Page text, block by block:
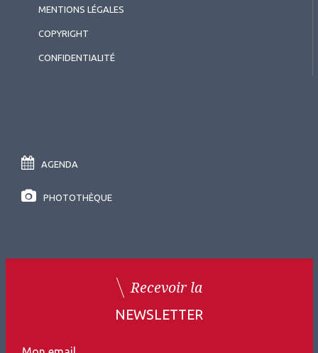
MENTIONS LÉGALES
COPYRIGHT
CONFIDENTIALITÉ
AGENDA
PHOTOTHÈQUE
Recevoir la
NEWSLETTER